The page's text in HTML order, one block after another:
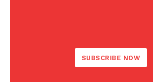
SUBSCRIBE NOW